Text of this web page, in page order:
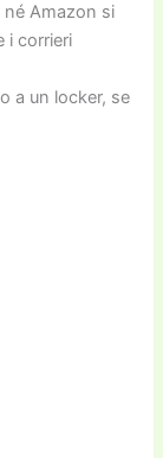
né Amazon si
i corrieri
a un locker, se